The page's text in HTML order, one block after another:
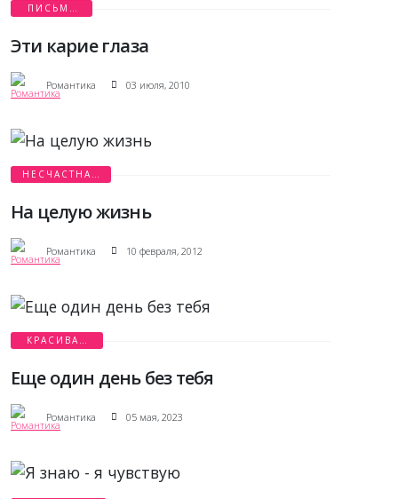
ПИСЬМА
ЛЮБВИ
Эти карие глаза
Романтика 03 июля, 2010
НЕСЧАСТНАЯ
ЛЮБОВЬ
На целую жизнь
Романтика 10 февраля, 2012
КРАСИВАЯ
ЛЮБОВЬ
Еще один день без тебя
Романтика 05 мая, 2023